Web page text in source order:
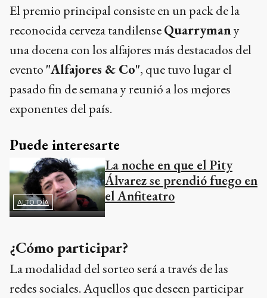
El premio principal consiste en un pack de la
reconocida cerveza tandilenseQuarrymany
una docena con los alfajores más destacados del
evento "Alfajores & Co", que tuvo lugar el
pasado fin de semana y reunió a los mejores
exponentes del país.
Puede interesarte
ALTO DÍA
La noche en que el Pity
Álvarez se prendió fuego en
el Anfiteatro
¿Cómo participar?
La modalidad del sorteo será a través de las
redes sociales. Aquellos que deseen participar